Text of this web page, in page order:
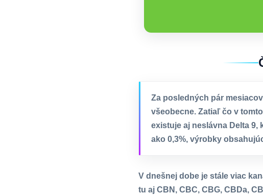
Za posledných pár
všeobecne. Zatiaľ čo v
existuje aj neslávna Delta 9,
ako 0,3%, výrobky
V dnešnej dobe je stále viac
tu aj CBN, CBC, CBG, CBDa,